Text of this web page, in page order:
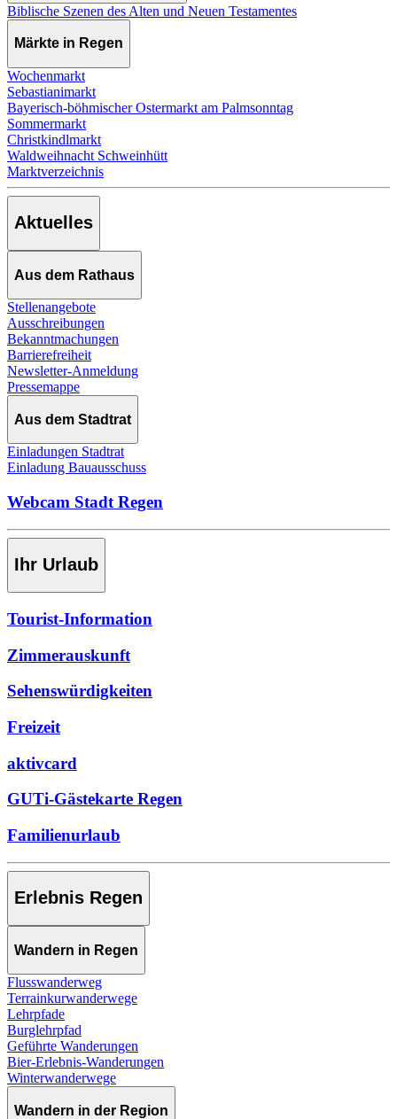
Biblische Szenen des Alten und Neuen Testamentes
Märkte in Regen
Wochenmarkt
Sebastianimarkt
Bayerisch-böhmischer Ostermarkt am Palmsonntag
Sommermarkt
Christkindlmarkt
Waldweihnacht Schweinhütt
Marktverzeichnis
Aktuelles
Aus dem Rathaus
Stellenangebote
Ausschreibungen
Bekanntmachungen
Barrierefreiheit
Newsletter-Anmeldung
Pressemappe
Aus dem Stadtrat
Einladungen Stadtrat
Einladung Bauausschuss
Webcam Stadt Regen
Ihr Urlaub
Tourist-Information
Zimmerauskunft
Sehenswürdigkeiten
Freizeit
aktivcard
GUTi-Gästekarte Regen
Familienurlaub
Erlebnis Regen
Wandern in Regen
Flusswanderweg
Terrainkurwanderwege
Lehrpfade
Burglehrpfad
Geführte Wanderungen
Bier-Erlebnis-Wanderungen
Winterwanderwege
Wandern in der Region